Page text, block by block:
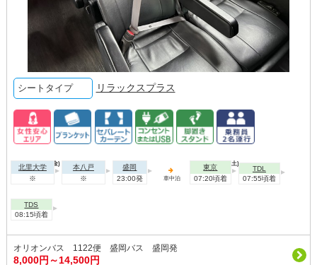
シートタイプ リラックスプラス
2026年08月07日(金)
北里大学
※
本八戸
※
盛岡
23:00発
車中泊
2026年08月08日(土)
東京
07:20頃着
TDL
07:55頃着
TDS
08:15頃着
オリオンバス 1122便 盛岡バス 盛岡発
8,000円～14,500円